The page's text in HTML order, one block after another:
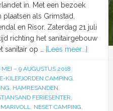
in. Met een bezoek
plaatsen als Grimstad,
en Risor. Zaterdag 21 juli
richting het sanitairgebouw
sanitair op …
[Lees meer...]
– 9 AUGUSTUS 2018
KILEFJORDEN CAMPING,
, HAMRESANDEN,
FERIESENTER,
MARIVOLL, NESET CAMPING,